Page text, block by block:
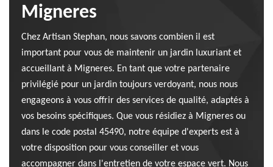
Migneres
Chez Artisan Stephan, nous savons combien il est
important pour vous de maintenir un jardin luxuriant et
accueillant à Migneres. En tant que votre partenaire
privilégié pour un jardin toujours verdoyant, nous nous
engageons à vous offrir des services de qualité, adaptés à
vos besoins spécifiques. Que vous résidiez à Migneres ou
dans le code postal 45490, notre équipe d'experts est à
votre disposition pour vous conseiller et vous
accompagner dans l'entretien de votre espace vert. Nous